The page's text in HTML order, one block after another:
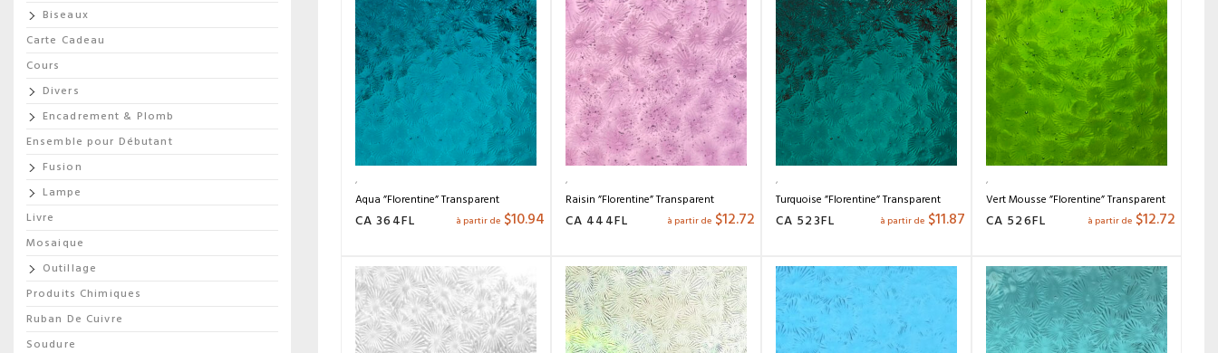
Aqua ”Florentine” Transparent
CA 364FL à partir de $10.94
Raisin ”Florentine” Transparent
CA 444FL à partir de $12.72
Turquoise ”Florentine” Transparent
CA 523FL à partir de $11.87
Vert Mousse ”Florentine” Transparent
CA 526FL à partir de $12.72
Biseaux
Carte Cadeau
Cours
Divers
Encadrement & Plomb
Ensemble pour Débutant
Fusion
Lampe
Livre
Mosaique
Outillage
Produits Chimiques
Ruban De Cuivre
Soudure